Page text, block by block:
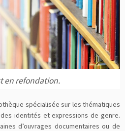
en refondation.
spécialisée sur les thématiques
identités et expressions de genre.
d’ouvrages documentaires ou de